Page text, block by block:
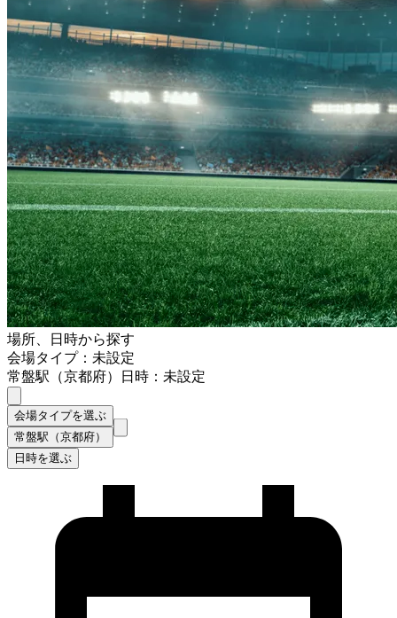
場所、日時から探す
会場タイプ：未設定
常盤駅（京都府）
日時：未設定
会場タイプを選ぶ
常盤駅（京都府）
日時を選ぶ